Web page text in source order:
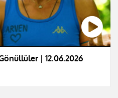
| 12.06.2026